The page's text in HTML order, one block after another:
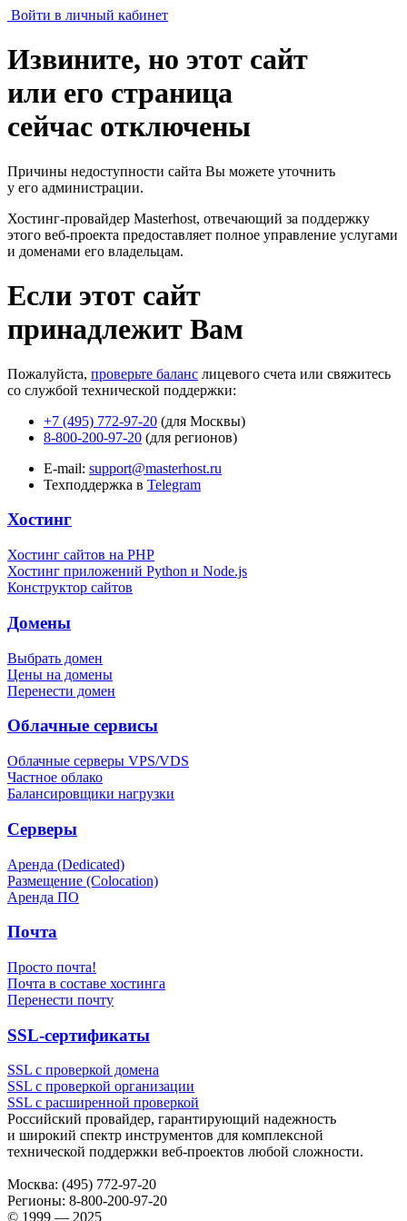
Войти в личный кабинет
Извините, но этот сайт
или его страница
сейчас отключены
Причины недоступности сайта Вы можете уточнить
у его администрации.
Хостинг-провайдер Masterhost, отвечающий за поддержку
этого веб-проекта предоставляет полное управление услугами
и доменами его владельцам.
Если этот сайт
принадлежит Вам
Пожалуйста, проверьте баланс лицевого счета или свяжитесь
со службой технической поддержки:
+7 (495) 772-97-20 (для Москвы)
8-800-200-97-20 (для регионов)
E-mail: support@masterhost.ru
Техподдержка в Telegram
Хостинг
Хостинг сайтов на PHP
Хостинг приложений Python и Node.js
Конструктор сайтов
Домены
Выбрать домен
Цены на домены
Перенести домен
Облачные сервисы
Облачные серверы VPS/VDS
Частное облако
Балансировщики нагрузки
Серверы
Аренда (Dedicated)
Размещение (Colocation)
Аренда ПО
Почта
Просто почта!
Почта в составе хостинга
Перенести почту
SSL-сертификаты
SSL с проверкой домена
SSL с проверкой организации
SSL с расширенной проверкой
Российский провайдер, гарантирующий надежность
и широкий спектр инструментов для комплексной
технической поддержки веб-проектов любой сложности.
Москва: (495) 772-97-20
Регионы: 8-800-200-97-20
© 1999 — 2025